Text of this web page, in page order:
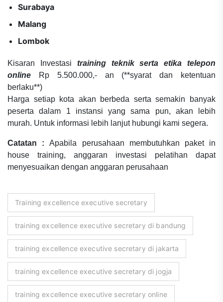
Surabaya
Malang
Lombok
Kisaran Investasi
training teknik serta etika telepon
online
Rp 5.500.000,- an (**syarat dan ketentuan
berlaku**)
Harga setiap kota akan berbeda serta semakin banyak
peserta dalam 1 instansi yang sama pun, akan lebih
murah. Untuk informasi lebih lanjut hubungi kami segera.
Catatan : Apabila perusahaan membutuhkan paket in
house training, anggaran investasi pelatihan dapat
menyesuaikan dengan anggaran perusahaan
Training excellence executive secretary
training excellence executive secretary di bandung
training excellence executive secretary di jakarta
training excellence executive secretary di jogja
training excellence executive secretary online